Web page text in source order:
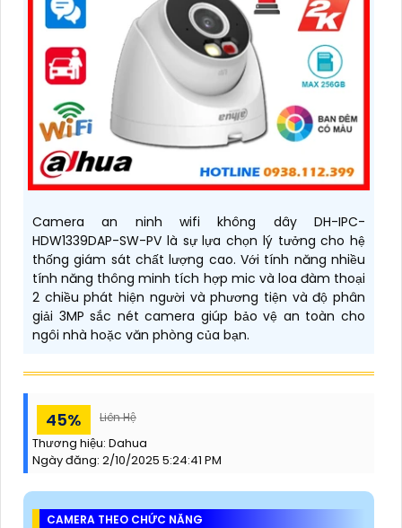
Camera an ninh wifi không dây DH-IPC-
HDW1339DAP-SW-PV là sự lựa chọn lý tưởng cho hệ
thống giám sát chất lượng cao. Với tính năng nhiều
tính năng thông minh tích hợp mic và loa đàm thoại
2 chiều phát hiện người và phương tiện và độ phân
giải 3MP sắc nét camera giúp bảo vệ an toàn cho
ngôi nhà hoặc văn phòng của bạn.
45% Liên Hệ
Thương hiệu: Dahua
Ngày đăng: 2/10/2025 5:24:41 PM
CAMERA THEO CHỨC NĂNG